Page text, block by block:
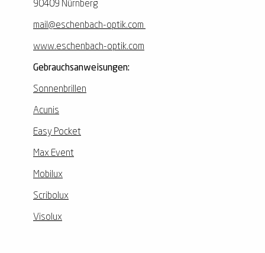
90409 Nürnberg
mail@eschenbach-optik.com
www.eschenbach-optik.com
Gebrauchsanweisungen:
Sonnenbrillen
Acunis
Easy Pocket
Max Event
Mobilux
Scribolux
Visolux